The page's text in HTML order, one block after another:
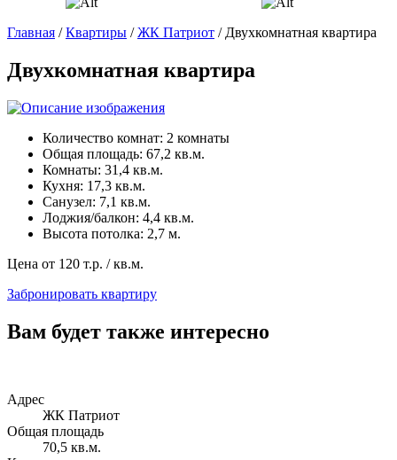
Главная /Квартиры /ЖК Патриот / Двухкомнатная квартира
Двухкомнатная квартира
Количество комнат: 2 комнаты
Общая площадь: 67,2 кв.м.
Комнаты: 31,4 кв.м.
Кухня: 17,3 кв.м.
Санузел: 7,1 кв.м.
Лоджия/балкон: 4,4 кв.м.
Высота потолка: 2,7 м.
Цена от 120 т.р. / кв.м.
Забронировать квартиру
Вам будет также интересно
Адрес
ЖК Патриот
Общая площадь
70,5 кв.м.